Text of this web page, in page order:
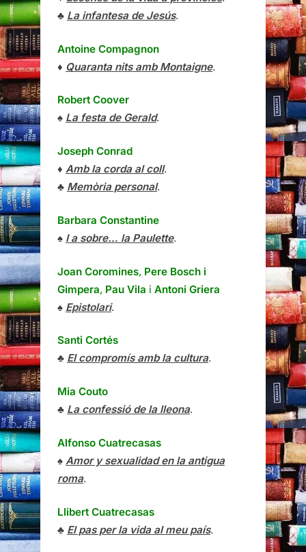
♣ La infantesa de Jesús.
Antoine Compagnon
♦ Quaranta nits amb Montaigne.
Robert Coover
♠ La festa de Gerald.
Joseph Conrad
♦ Amb la corda al coll.
♣ Memòria personal.
Barbara Constantine
♠ I a sobre… la Paulette.
Joan Coromines, Pere Bosch i
Gimpera, Pau Vila i Antoni Griera
♠ Epistolari.
Santi Cortés
♣ El compromís amb la cultura.
Mia Couto
♣ La confessió de la lleona.
Alfonso Cuatrecasas
♠ Amor y sexualidad en la antigua
roma.
Llibert Cuatrecasas
♣ El pas per la vida al meu país.